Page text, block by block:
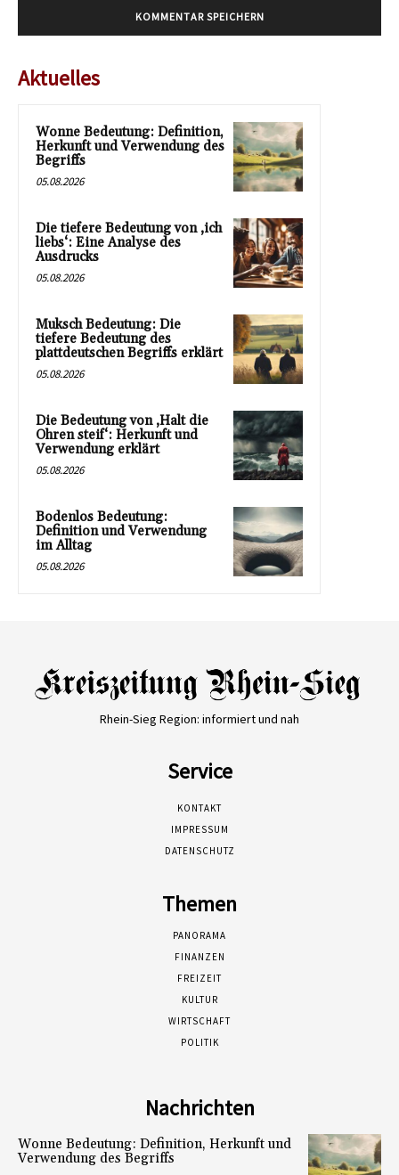
Aktuelles
Wonne Bedeutung: Definition,
Herkunft und Verwendung des
Begriffs
05.08.2026
Die tiefere Bedeutung von ‚ich
liebs‘: Eine Analyse des
Ausdrucks
05.08.2026
Muksch Bedeutung: Die
tiefere Bedeutung des
plattdeutschen Begriffs erklärt
05.08.2026
Die Bedeutung von ‚Halt die
Ohren steif‘: Herkunft und
Verwendung erklärt
05.08.2026
Bodenlos Bedeutung:
Definition und Verwendung
im Alltag
05.08.2026
Rhein-Sieg Region: informiert und nah
Service
KONTAKT
IMPRESSUM
DATENSCHUTZ
Themen
PANORAMA
FINANZEN
FREIZEIT
KULTUR
WIRTSCHAFT
POLITIK
Nachrichten
Wonne Bedeutung: Definition, Herkunft und
Verwendung des Begriffs